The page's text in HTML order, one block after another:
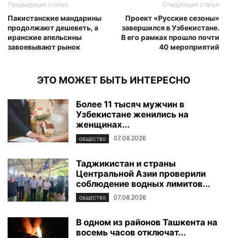
Предыдущая статья
Пакистанские мандарины
продолжают дешеветь, а
иранские апельсины
завоевывают рынок
Следующая статья
Проект «Русские сезоны»
завершился в Узбекистане.
В его рамках прошло почти
40 мероприятий
ЭТО МОЖЕТ БЫТЬ ИНТЕРЕСНО
Более 11 тысяч мужчин в
Узбекистане женились на
женщинах...
ОБЩЕСТВО 07.08.2026
Таджикистан и страны
Центральной Азии проверили
соблюдение водных лимитов...
ОБЩЕСТВО 07.08.2026
В одном из районов Ташкента на
восемь часов отключат...